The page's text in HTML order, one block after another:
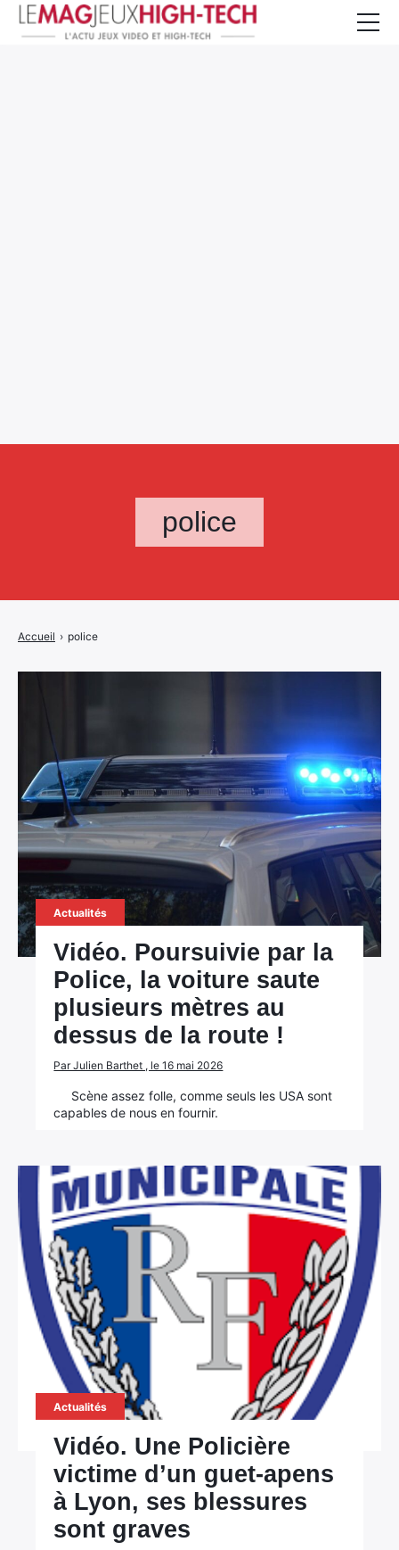
police
Accueil › police
Actualités
Vidéo. Poursuivie par la
Police, la voiture saute
plusieurs mètres au
dessus de la route !
Par Julien Barthet , le 16 mai 2026
Scène assez folle, comme seuls les USA sont
capables de nous en fournir.
Actualités
Vidéo. Une Policière
victime d’un guet-apens
à Lyon, ses blessures
sont graves